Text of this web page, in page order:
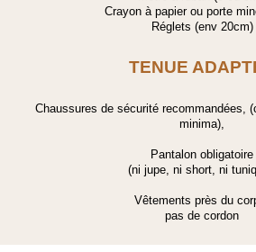
Crayon à papier ou porte
Réglets (env 20cm)
TENUE
Chaussures de sécurité recommandées,
minima),
Pantalon obligatoire
(ni jupe, ni short, ni
Vêtements près du
pas de cordon